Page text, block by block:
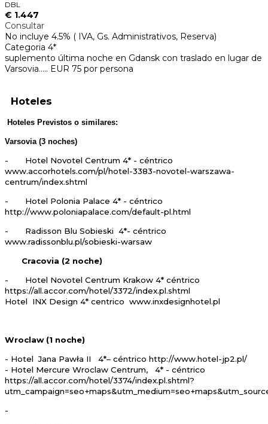
DBL
€ 1.447
Consultar
No incluye 4.5% ( IVA, Gs. Administrativos, Reserva)
Categoria 4*
suplemento última noche en Gdansk con traslado en lugar de
Varsovia..... EUR 75 por persona
Hoteles
Hoteles Previstos o similares:
Varsovia (3 noches)
- Hotel Novotel Centrum 4* - céntrico
www.accorhotels.com/pl/hotel-3383-novotel-warszawa-
centrum/index.shtml
- Hotel Polonia Palace 4* - céntrico
http://www.poloniapalace.com/default-pl.html
- Radisson Blu Sobieski 4*- céntrico
www.radissonblu.pl/sobieski-warsaw
Cracovia (2 noche)
- Hotel Novotel Centrum Krakow 4* céntrico
https://all.accor.com/hotel/3372/index.pl.shtml
Hotel INX Design 4* centrico www.inxdesignhotel.pl
Wroclaw (1 noche)
- Hotel Jana Pawła II 4*– céntrico http://www.hotel-jp2.pl/
- Hotel Mercure Wroclaw Centrum, 4* - céntrico
https://all.accor.com/hotel/3374/index.pl.shtml?
-